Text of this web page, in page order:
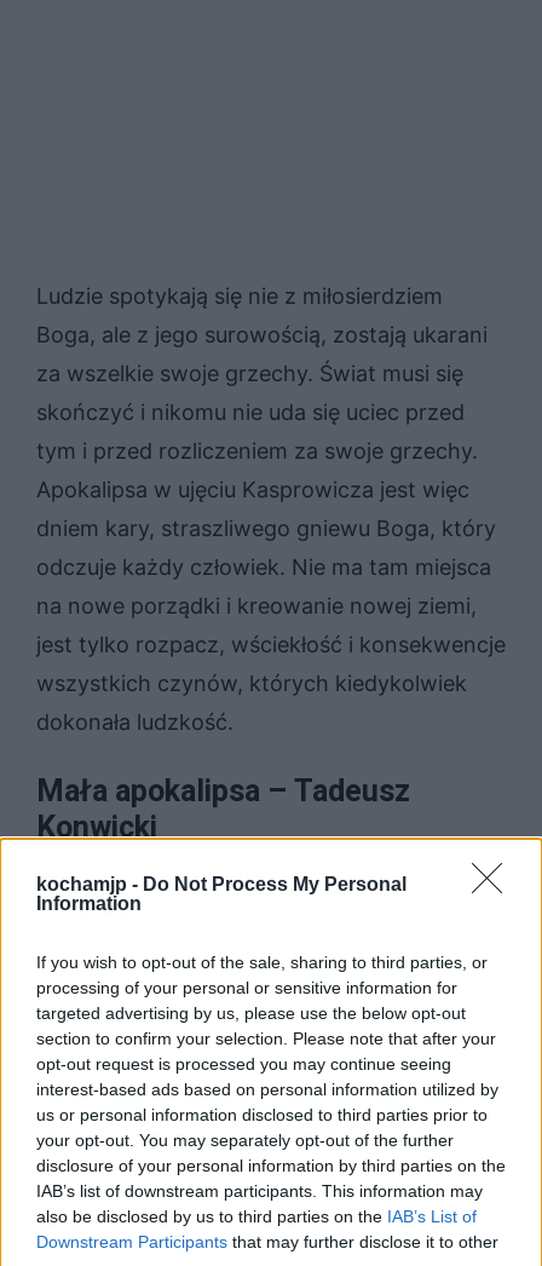
kochamjp - Do Not Process My Personal
Information
If you wish to opt-out of the sale, sharing to third parties, or
processing of your personal or sensitive information for
targeted advertising by us, please use the below opt-out
section to confirm your selection. Please note that after your
opt-out request is processed you may continue seeing
interest-based ads based on personal information utilized by
us or personal information disclosed to third parties prior to
your opt-out. You may separately opt-out of the further
disclosure of your personal information by third parties on the
IAB’s list of downstream participants. This information may
also be disclosed by us to third parties on the IAB’s List of
Downstream Participants that may further disclose it to other
Ludzie spotykają się nie z miłosierdziem
Boga, ale z jego surowością, zostają ukarani
za wszelkie swoje grzechy. Świat musi się
skończyć i nikomu nie uda się uciec przed
tym i przed rozliczeniem za swoje grzechy.
Apokalipsa w ujęciu Kasprowicza jest więc
dniem kary, straszliwego gniewu Boga, który
odczuje każdy człowiek. Nie ma tam miejsca
na nowe porządki i kreowanie nowej ziemi,
jest tylko rozpacz, wściekłość i konsekwencje
wszystkich czynów, których kiedykolwiek
dokonała ludzkość.
Mała apokalipsa – Tadeusz
Konwicki
U Konwickiego apokalipsa oznacza pewien
Jest to więc koniec cywilizacji, którą określić
można jako miejską. Wszędzie brakuje
produktów, sklepy straszą pustkami, główny
bohater nie może nawet ustalić daty. W
mieście panuje chaos, a obywatele są
zastraszeni przez bezkarną władzę.
Dodatkowo w powieści jest ukazana
apokalipsa w wymiarze jednostkowym –